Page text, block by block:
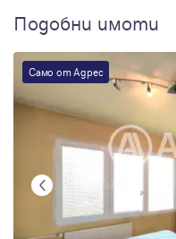
Подобни имоти
Само от Адрес